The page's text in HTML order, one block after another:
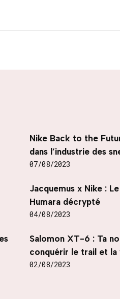
Nike Back to the
dans l’industrie des
07/08/2023
Jacquemus x Nike :
Humara décrypté
04/08/2023
Salomon XT-6 : Ta
conquérir le trail et la
02/08/2023